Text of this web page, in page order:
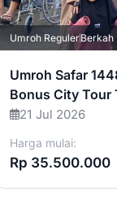
Umroh Reguler
Umroh Safar
Bonus City Tour
21 Jul 2026
Harga mulai:
Rp 35.500.000